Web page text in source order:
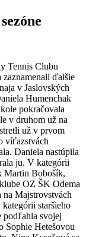
Tennis Clubu
ďalšie
v Jaslovských
Humenchak
pokračovala
v druhom už na
už v prvom
víťazstvách
Daniela nastúpila
ju. V kategórii
Martin Bobošík,
OZ ŠK Odema
Majstrovstvách
staršieho
podľahla svojej
Sophie Hetešovou